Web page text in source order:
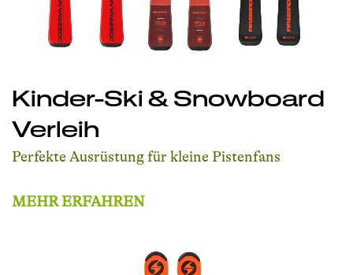
Kinder-Ski & Snowboard
Verleih
Perfekte Ausrüstung für kleine Pistenfans
MEHR ERFAHREN